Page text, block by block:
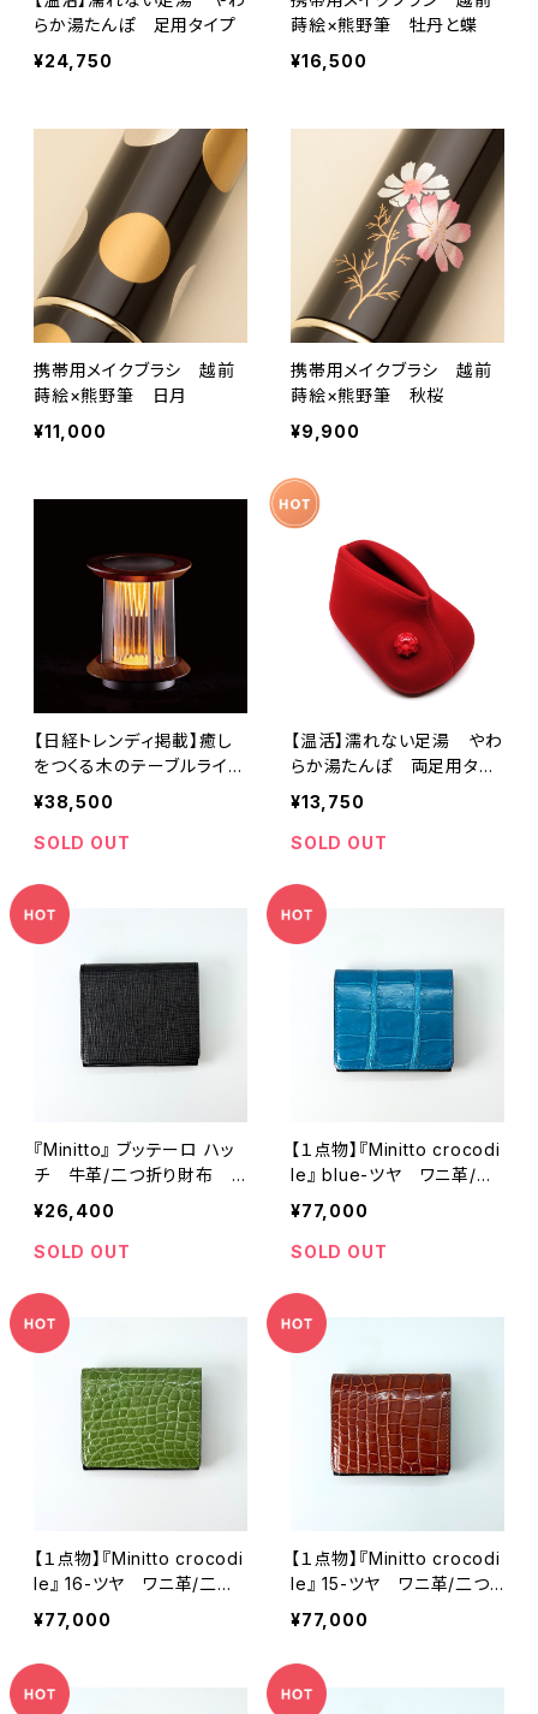
らか湯たんぽ 足用タイプ
¥24,750
蒔絵×熊野筆 牡丹と蝶
¥16,500
携帯用メイクブラシ 越前
蒔絵×熊野筆 日月
¥11,000
携帯用メイクブラシ 越前
蒔絵×熊野筆 秋桜
¥9,900
【日経トレンディ掲載】癒し
をつくる木のテーブルライト
- Lusso / ルッソ -
¥38,500
SOLD OUT
【温活】濡れない足湯 やわ
らか湯たんぽ 両足用タイ
プ
¥13,750
SOLD OUT
『Minitto』 ブッテーロ ハッ
チ 牛革/二つ折り財布
コンパクト財布
¥26,400
SOLD OUT
【１点物】『Minitto crocodi
le』 blue-ツヤ ワニ革/二
つ折り財布 コンパクト財
¥77,000
SOLD OUT
【１点物】『Minitto crocodi
le』 16-ツヤ ワニ革/二つ
折り財布 コンパクト財布
¥77,000
【１点物】『Minitto crocodi
le』 15-ツヤ ワニ革/二つ
折り財布 コンパクト財布
¥77,000